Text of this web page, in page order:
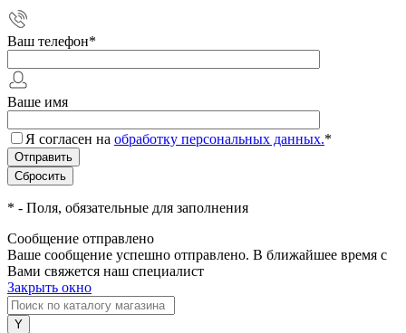
Ваш телефон*
Ваше имя
Я согласен на обработку персональных данных.*
* - Поля, обязательные для заполнения
Сообщение отправлено
Ваше сообщение успешно отправлено. В ближайшее время с
Вами свяжется наш специалист
Закрыть окно